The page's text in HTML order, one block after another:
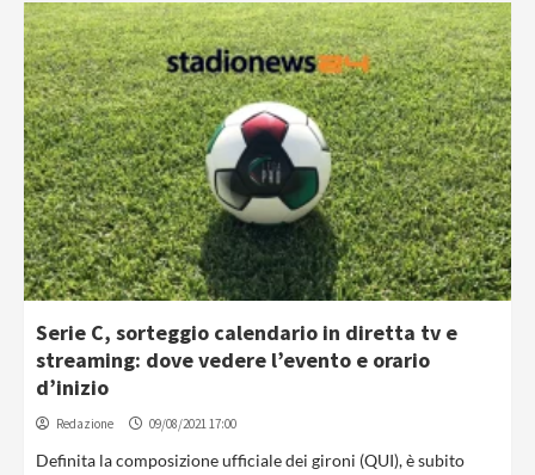
Serie C, sorteggio calendario in diretta tv e
streaming: dove vedere l’evento e orario
d’inizio
Redazione 09/08/2021 17:00
Definita la composizione ufficiale dei gironi (QUI), è subito